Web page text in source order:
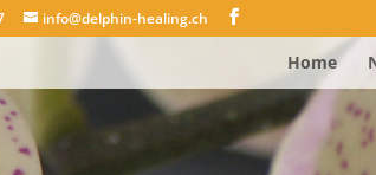
info@delphin-healing.ch
Home